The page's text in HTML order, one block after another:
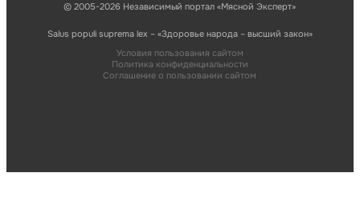
© 2005-2026 Независимый портал «Мясной Эксперт»
Salus populi suprema lex – «Здоровье народа – высший закон»
Условия пользования сайтом
Политика конфиденциальности
Соглашение о пользовании сайтом